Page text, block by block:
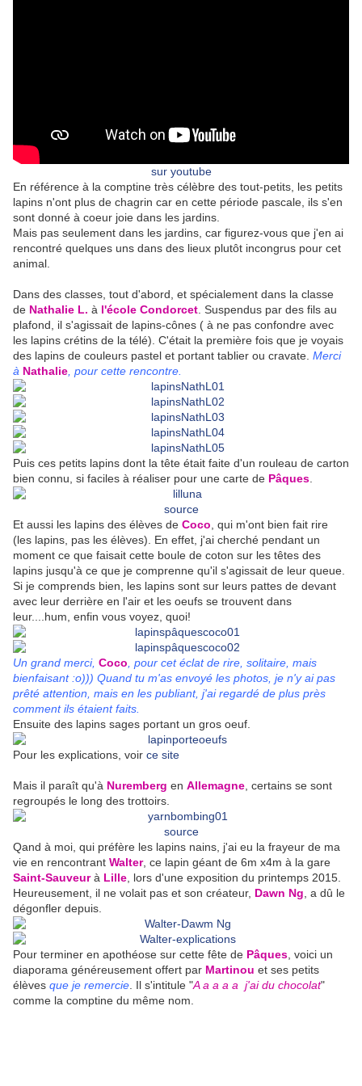
sur youtube
En référence à la comptine très célèbre des tout-petits, les petits
lapins n'ont plus de chagrin car en cette période pascale, ils s'en
sont donné à coeur joie dans les jardins.
Mais pas seulement dans les jardins, car figurez-vous que j'en ai
rencontré quelques uns dans des lieux plutôt incongrus pour cet
animal.
Dans des classes, tout d'abord, et spécialement dans la classe
de Nathalie L. à l'école Condorcet . Suspendus par des fils au
plafond, il s'agissait de lapins-cônes ( à ne pas confondre avec
les lapins crétins de la télé). C'était la première fois que je voyais
des lapins de couleurs pastel et portant tablier ou cravate. Merci
à Nathalie , pour cette rencontre.
Puis ces petits lapins dont la tête était faite d'un rouleau de carton
bien connu, si faciles à réaliser pour une carte de Pâques
source
Et aussi les lapins des élèves de Coco , qui m'ont bien fait rire
(les lapins, pas les élèves). En effet, j'ai cherché pendant un
moment ce que faisait cette boule de coton sur les têtes des
lapins jusqu'à ce que je comprenne qu'il s'agissait de leur queue.
Si je comprends bien, les lapins sont sur leurs pattes de devant
avec leur derrière en l'air et les oeufs se trouvent dans
leur....hum, enfin vous voyez, quoi!
Un grand merci, Coco , pour cet éclat de rire, solitaire, mais
bienfaisant :o))) Quand tu m'as envoyé les photos, je n'y ai pas
prêté attention, mais en les publiant, j'ai regardé de plus près
comment ils étaient faits.
Ensuite des lapins sages portant un gros oeuf.
Pour les explications, voir ce site
Mais il paraît qu'à Nuremberg en Allemagne , certains se sont
regroupés le long des trottoirs.
source
Qand à moi, qui préfère les lapins nains, j'ai eu la frayeur de ma
vie en rencontrant Walter, ce lapin géant de 6m x4m à la gare
Saint-Sauveur à Lille , lors d'une exposition du printemps 2015.
Heureusement, il ne volait pas et son créateur, Dawn Ng , a dû le
dégonfler depuis.
Pour terminer en apothéose sur cette fête de Pâques , voici un
diaporama généreusement offert par Martinou et ses petits
élèves que je remercie . Il s'intitule "A a a a a j'ai du chocolat"
comme la comptine du même nom.